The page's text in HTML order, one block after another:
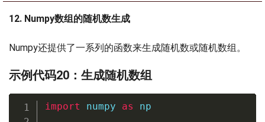
12. Numpy数组的随机数生成
Numpy还提供了一系列的函数来生成随机数或随机数组。
示例代码20：生成随机数组
import numpy as np